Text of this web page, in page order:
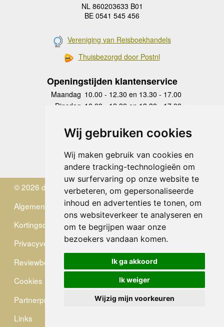
Wij gebruiken cookies
Wij maken gebruik van cookies en
andere tracking-technologieën om
uw surfervaring op onze website te
verbeteren, om gepersonaliseerde
inhoud en advertenties te tonen, om
ons websiteverkeer te analyseren en
om te begrijpen waar onze
bezoekers vandaan komen.
Ik ga akkoord
Ik weiger
Wijzig mijn voorkeuren
NL 860203633 B01
BE 0541 545 456
Vereniging van Reisboekhandels
Thuisbezorgd door Postnl
Openingstijden klantenservice
Maandag 10.00 - 12.30 en 13.30 - 17.00
Dinsdag 10.00 - 12.30 en 13.30 - 17.00
Donderdag
10.00 - 12.30 en 13.30 - 17.00
Vrijdag 10.00 - 12.30 en 13.30 - 17.00
Zaterdag
gesloten
Zondag gesloten
© 2026 de Zwerver
Algemene Voorwaarden
Kortingscode
Privacyverklaring
Reviewbeleid
Cookies
Partnerprogramma
Links